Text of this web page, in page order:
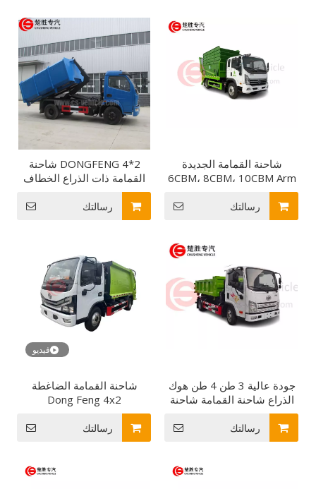
DONGFENG 4*2 شاحنة
القمامة ذات الذراع الخطاف
مع وظيفة الضغط شاحنة
التحميل الهيدروليكية لجمع
رسالتك
شاحنة القمامة الجديدة
6CBM، 8CBM، 10CBM Arm
Roll Container Swing Arm
Skip Bin Loader
رسالتك
فيديو
شاحنة القمامة الضاغطة
Dong Feng 4x2
رسالتك
جودة عالية 3 طن 4 طن هوك
الذراع شاحنة القمامة شاحنة
القمامة مع حاوية النفايات
رسالتك